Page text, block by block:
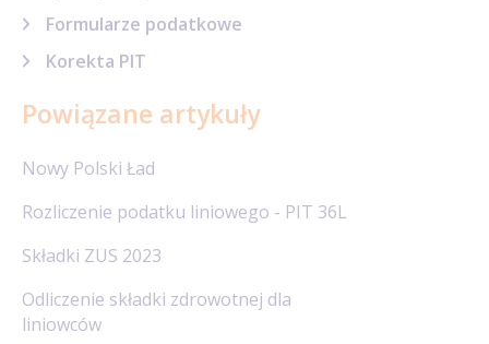
Formularze podatkowe
Korekta PIT
Powiązane artykuły
Nowy Polski Ład
Rozliczenie podatku liniowego - PIT 36L
Składki ZUS 2023
Odliczenie składki zdrowotnej dla
liniowców